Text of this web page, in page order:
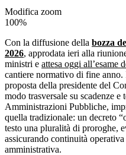
Modifica zoom
100%
Con la diffusione della bozza
2026, approdata ieri alla
ministri e attesa oggi all’esame
cantiere normativo di fine
proposta della presidente del
modo trasversale su scadenze
Amministrazioni Pubbliche,
quella tradizionale: un decreto
testo una pluralità di proroghe,
assicurando continuità
amministrativa.